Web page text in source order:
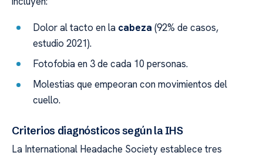
Dolor al tacto en la cabeza (92% de casos,
estudio 2021).
Fotofobia en 3 de cada 10 personas.
Molestias que empeoran con movimientos del
cuello.
Criterios diagnósticos según la IHS
La International Headache Society establece tres